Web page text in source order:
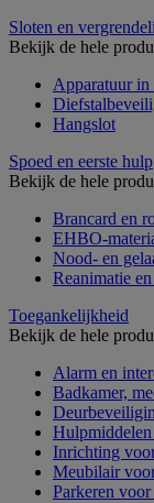
Sloten en
Bekijk de hele
Apparatuur in
Hangslot
Spoed en eerste hulp
Bekijk de hele
Brancard en
EHBO-
Nood- en
Reanimatie
Toegankelijkheid
Bekijk de hele
Alarm en
Badkamer,
Inrichting
Meubilair
Parkeren